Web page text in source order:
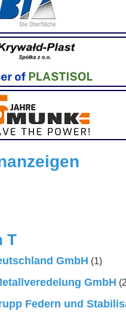
T
GmbH (1)
GmbH
Federn und